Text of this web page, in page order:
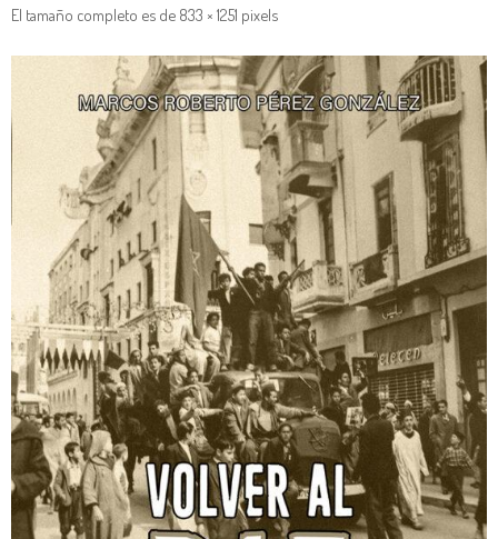
El tamaño completo es de 833 × 1251 pixels